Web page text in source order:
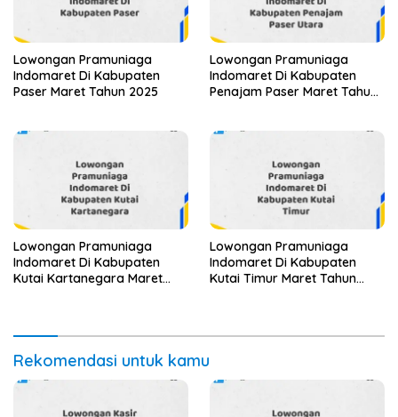
Lowongan Pramuniaga
Indomaret Di Kabupaten
Paser Maret Tahun 2025
Lowongan Pramuniaga
Indomaret Di Kabupaten
Penajam Paser Maret Tahun
Lowongan Pramuniaga
Indomaret Di Kabupaten
Kutai Kartanegara Maret
Lowongan Pramuniaga
Indomaret Di Kabupaten
Kutai Timur Maret Tahun
Rekomendasi untuk kamu